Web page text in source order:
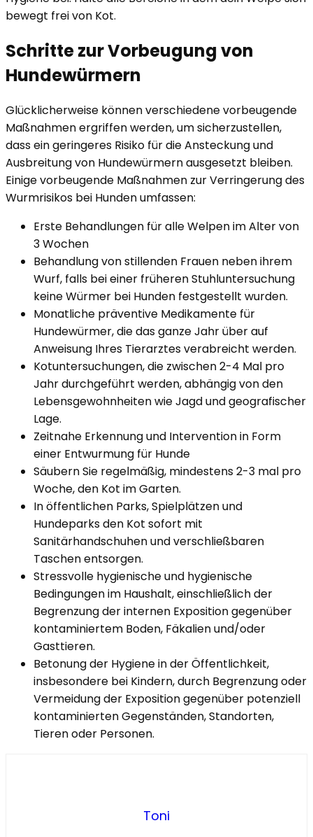
bewegt frei von Kot.
Schritte zur Vorbeugung von
Hundewürmern
Glücklicherweise können verschiedene vorbeugende
Maßnahmen ergriffen werden, um sicherzustellen,
dass ein geringeres Risiko für die Ansteckung und
Ausbreitung von Hundewürmern ausgesetzt bleiben.
Einige vorbeugende Maßnahmen zur Verringerung des
Wurmrisikos bei Hunden umfassen:
Erste Behandlungen für alle Welpen im Alter von
3 Wochen
Behandlung von stillenden Frauen neben ihrem
Wurf, falls bei einer früheren Stuhluntersuchung
keine Würmer bei Hunden festgestellt wurden.
Monatliche präventive Medikamente für
Hundewürmer, die das ganze Jahr über auf
Anweisung Ihres Tierarztes verabreicht werden.
Kotuntersuchungen, die zwischen 2-4 Mal pro
Jahr durchgeführt werden, abhängig von den
Lebensgewohnheiten wie Jagd und geografischer
Lage.
Zeitnahe Erkennung und Intervention in Form
einer Entwurmung für Hunde
Säubern Sie regelmäßig, mindestens 2-3 mal pro
Woche, den Kot im Garten.
In öffentlichen Parks, Spielplätzen und
Hundeparks den Kot sofort mit
Sanitärhandschuhen und verschließbaren
Taschen entsorgen.
Stressvolle hygienische und hygienische
Bedingungen im Haushalt, einschließlich der
Begrenzung der internen Exposition gegenüber
kontaminiertem Boden, Fäkalien und/oder
Gasttieren.
Betonung der Hygiene in der Öffentlichkeit,
insbesondere bei Kindern, durch Begrenzung oder
Vermeidung der Exposition gegenüber potenziell
kontaminierten Gegenständen, Standorten,
Tieren oder Personen.
Toni